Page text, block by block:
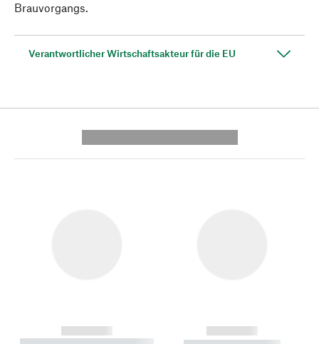
Brauvorgangs.
Verantwortlicher Wirtschaftsakteur für die EU
------------
------------